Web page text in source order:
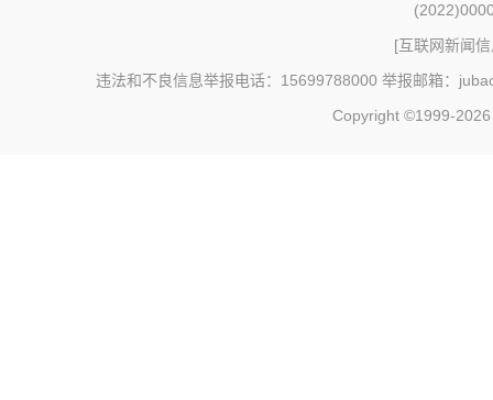
[互联网新闻
违法和不良信息举报电话：15699788000 举报邮箱：
Copyright ©1999-